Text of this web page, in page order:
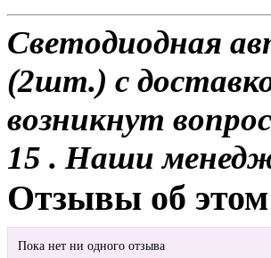
Светодиодная
(2шт.) с
возникнут
15 . Наши
Отзывы об этом
Пока нет ни одного отзыва